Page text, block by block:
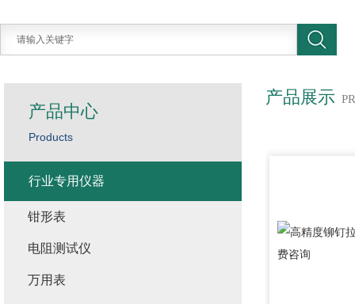
产品展示
产品中心
Products
行业专用仪器
钳形表
电阻测试仪
万用表